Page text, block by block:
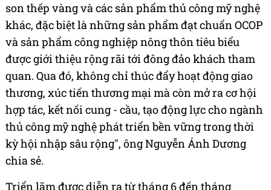
son thếp vàng và các sản phẩm thủ công mỹ nghệ
khác, đặc biệt là những sản phẩm đạt chuẩn OCOP
và sản phẩm công nghiệp nông thôn tiêu biểu
được giới thiệu rộng rãi tới đông đảo khách tham
quan. Qua đó, không chỉ thúc đẩy hoạt động giao
thương, xúc tiến thương mại mà còn mở ra cơ hội
hợp tác, kết nối cung - cầu, tạo động lực cho ngành
thủ công mỹ nghệ phát triển bền vững trong thời
kỳ hội nhập sâu rộng", ông Nguyễn Ánh Dương
chia sẻ.
Triển lãm được diễn ra từ tháng 6 đến tháng